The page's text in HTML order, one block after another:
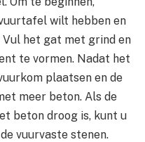
wilt hebben en
het gat met grind en
te vormen. Nadat het
plaatsen en de
meer beton. Als de
beton droog is, kunt u
vuurvaste stenen.